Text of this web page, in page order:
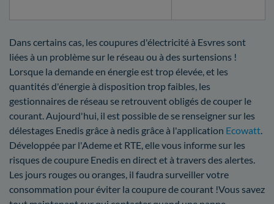
Dans certains cas, les coupures d'électricité à Esvres sont
liées à un problème sur le réseau ou à des surtensions !
Lorsque la demande en énergie est trop élevée, et les
quantités d'énergie à disposition trop faibles, les
gestionnaires de réseau se retrouvent obligés de couper le
courant. Aujourd'hui, il est possible de se renseigner sur les
délestages Enedis grâce à nedis grâce à l'application Ecowatt.
Développée par l'Ademe et RTE, elle vous informe sur les
risques de coupure Enedis en direct et à travers des alertes.
Les jours rouges ou oranges, il faudra surveiller votre
consommation pour éviter la coupure de courant !Vous savez